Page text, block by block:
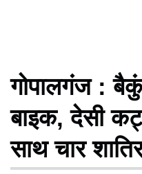
गोपालगंज :
बाइक, देसी
साथ चार